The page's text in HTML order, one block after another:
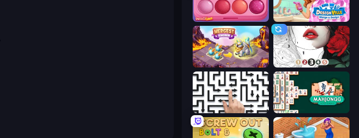
Piece of Cake: Merge and Bake Designville: Merge & Design
Mergest Kingdom Numicolor
Arrow Escape: Puzzle Mahjongg Solitaire